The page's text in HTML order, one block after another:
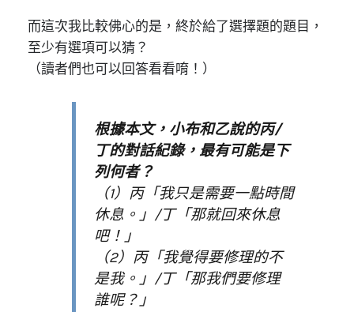
而這次我比較佛心的是，終於給了選擇題的題目，
至少有選項可以猜？
（讀者們也可以回答看看唷！）
根據本文，小布和乙說的丙/
丁的對話紀錄，最有可能是下
列何者？
（1）丙「我只是需要一點時間
休息。」/丁「那就回來休息
吧！」
（2）丙「我覺得要修理的不
是我。」/丁「那我們要修理
誰呢？」